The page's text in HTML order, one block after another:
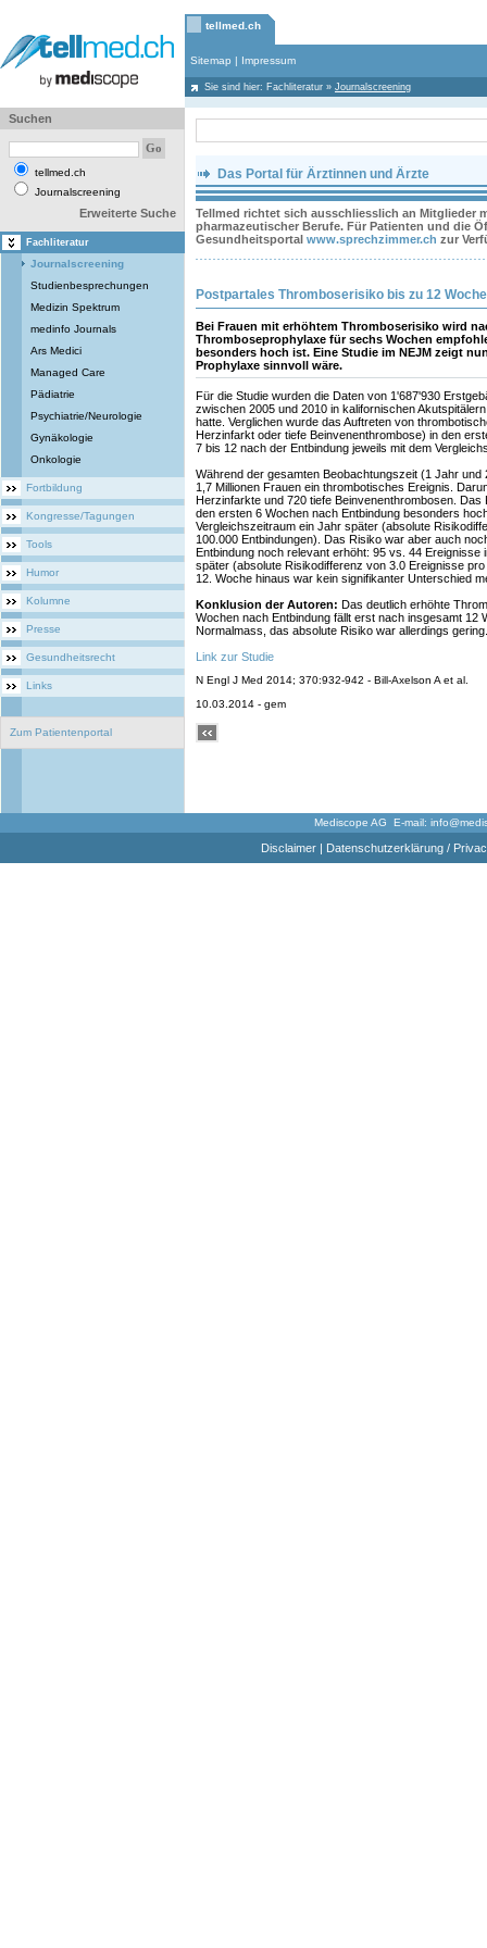
tellmed.ch
Sitemap | Impressum
Sie sind hier: Fachliteratur » Journalscreening
Suchen
tellmed.ch
Journalscreening
Erweiterte Suche
Fachliteratur
Journalscreening
Studienbesprechungen
Medizin Spektrum
medinfo Journals
Ars Medici
Managed Care
Pädiatrie
Psychiatrie/Neurologie
Gynäkologie
Onkologie
Fortbildung
Kongresse/Tagungen
Tools
Humor
Kolumne
Presse
Gesundheitsrecht
Links
Zum Patientenportal
Das Portal für Ärztinnen und Ärzte
Tellmed richtet sich ausschliesslich an Mitglieder
pharmazeutischer Berufe. Für Patienten und die
Gesundheitsportal www.sprechzimmer.ch zur
Postpartales Thromboserisiko bis zu 12
Bei Frauen mit erhöhtem Thromboserisiko wird
Thromboseprophylaxe für sechs Wochen
besonders hoch ist. Eine Studie im NEJM zeigt
Prophylaxe sinnvoll wäre.
Für die Studie wurden die Daten von 1'687'930
zwischen 2005 und 2010 in kalifornischen
hatte. Verglichen wurde das Auftreten von
Herzinfarkt oder tiefe Beinvenenthrombose) in den
7 bis 12 nach der Entbindung jeweils mit dem
Während der gesamten Beobachtungszeit (1 Jahr und
1,7 Millionen Frauen ein thrombotisches Ereignis.
Herzinfarkte und 720 tiefe Beinvenenthrombosen.
den ersten 6 Wochen nach Entbindung besonders
Vergleichszeitraum ein Jahr später (absolute
100.000 Entbindungen). Das Risiko war aber auch
Entbindung noch relevant erhöht: 95 vs. 44 Ereignisse
später (absolute Risikodifferenz von 3.0 Ereignisse
12. Woche hinaus war kein signifikanter Unterschied
Konklusion der Autoren: Das deutlich erhöhte
Wochen nach Entbindung fällt erst nach insgesamt 12
Normalmass, das absolute Risiko war allerdings
Link zur Studie
N Engl J Med 2014; 370:932-942 - Bill-Axelson A et al.
10.03.2014 - gem
Mediscope AG E-mail:
Disclaimer| Datenschutzerklärung /